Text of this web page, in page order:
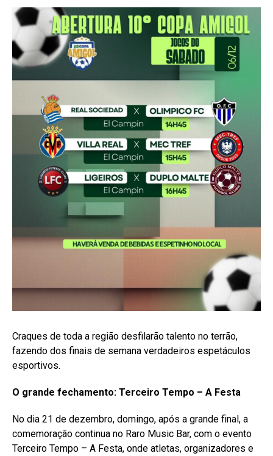
Craques de toda a região desfilarão talento no terrão,
fazendo dos finais de semana verdadeiros espetáculos
esportivos.
O grande fechamento: Terceiro Tempo – A Festa
No dia 21 de dezembro, domingo, após a grande final, a
comemoração continua no Raro Music Bar, com o evento
Terceiro Tempo – A Festa, onde atletas, organizadores e